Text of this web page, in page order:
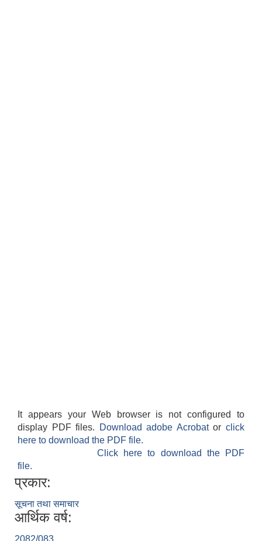
It appears your Web browser is not configured to
display PDF files.
Download adobe Acrobatorclick
here to download the PDF file.
Click here to download the PDF
file.
प्रकार:
सूचना तथा समाचार
आर्थिक वर्ष: